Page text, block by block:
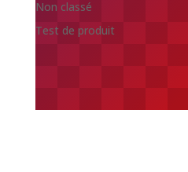
Non classé
Test de produit